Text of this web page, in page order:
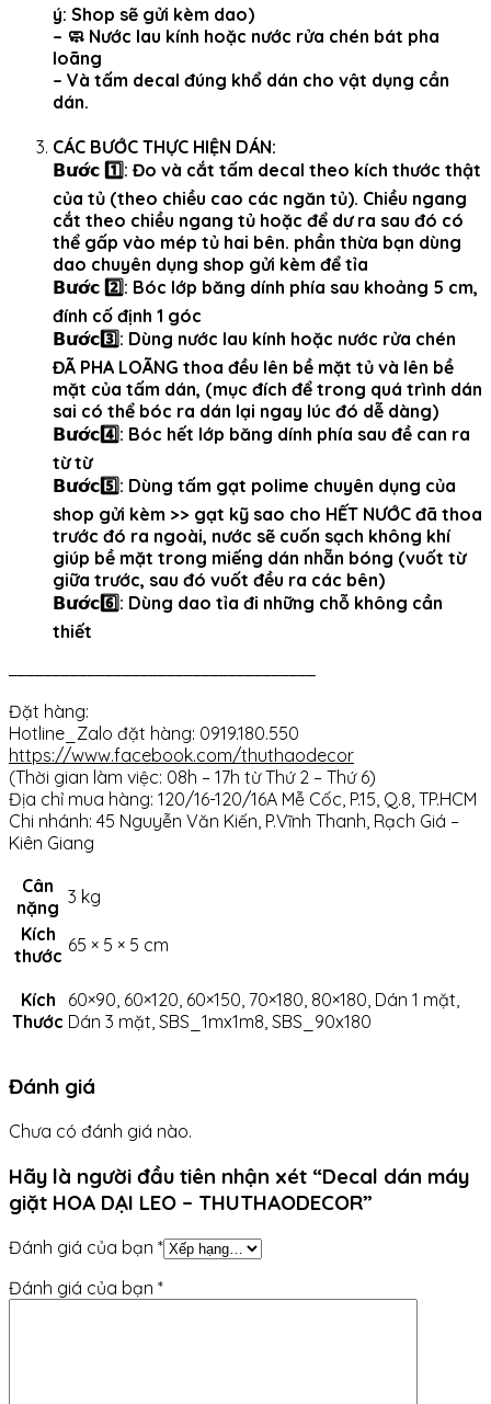
ý: Shop sẽ gửi kèm dao)
– 🧼 Nước lau kính hoặc nước rửa chén bát pha
loãng
– Và tấm decal đúng khổ dán cho vật dụng cần
dán.
CÁC BƯỚC THỰC HIỆN DÁN:
𝗕𝘂̛𝗼̛́𝗰 1️⃣: Đo và cắt tấm decal theo kích thước thật
của tủ (theo chiều cao các ngăn tủ). Chiều ngang
cắt theo chiều ngang tủ hoặc để dư ra sau đó có
thể gấp vào mép tủ hai bên. phần thừa bạn dùng
dao chuyên dụng shop gửi kèm để tỉa
𝗕𝘂̛𝗼̛́𝗰 2️⃣: Bóc lớp băng dính phía sau khoảng 5 cm,
đính cố định 1 góc
𝗕𝘂̛𝗼̛́𝗰3️⃣: Dùng nước lau kính hoặc nước rửa chén
ĐÃ PHA LOÃNG thoa đều lên bề mặt tủ và lên bề
mặt của tấm dán, (mục đích để trong quá trình dán
sai có thể bóc ra dán lại ngay lúc đó dễ dàng)
𝗕𝘂̛𝗼̛́𝗰4️⃣: Bóc hết lớp băng dính phía sau đề can ra
từ từ
𝗕𝘂̛𝗼̛́𝗰5️⃣: Dùng tấm gạt polime chuyên dụng của
shop gửi kèm >> gạt kỹ sao cho HẾT NƯỚC đã thoa
trước đó ra ngoài, nước sẽ cuốn sạch không khí
giúp bề mặt trong miếng dán nhẵn bóng (vuốt từ
giữa trước, sau đó vuốt đều ra các bên)
𝗕𝘂̛𝗼̛́𝗰6️⃣: Dùng dao tỉa đi những chỗ không cần
thiết
——————————————————————————————————–
Đặt hàng:
Hotline_Zalo đặt hàng: 0919.180.550
https://www.facebook.com/thuthaodecor
(Thời gian làm việc: 08h – 17h từ Thứ 2 – Thứ 6)
Địa chỉ mua hàng: 120/16-120/16A Mễ Cốc, P.15, Q.8, TP.HCM
Chi nhánh: 45 Nguyễn Văn Kiến, P.Vĩnh Thanh, Rạch Giá –
Kiên Giang
Cân
nặng 3 kg
Kích
thước 65 × 5 × 5 cm
Kích
Thước
60×90, 60×120, 60×150, 70×180, 80×180, Dán 1 mặt,
Dán 3 mặt, SBS_1mx1m8, SBS_90x180
Đánh giá
Chưa có đánh giá nào.
Hãy là người đầu tiên nhận xét “Decal dán máy
giặt HOA DẠI LEO – THUTHAODECOR”
Đánh giá của bạn *
Đánh giá của bạn *